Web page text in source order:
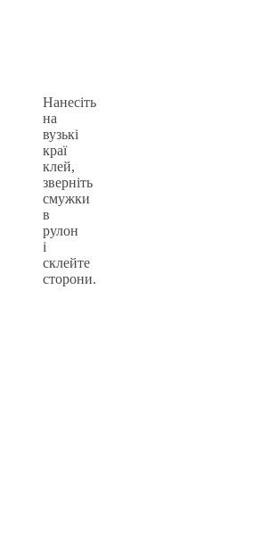
Нанесіть
на
вузькі
краї
клей,
зверніть
смужки
в
рулон
і
склейте
сторони.